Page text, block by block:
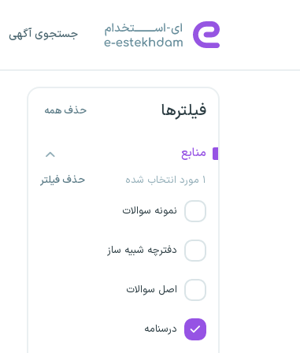
جستجوی آگهی
فیلترها حذف همه
منابع
۱ مورد انتخاب شده
حذف فیلتر
نمونه سوالات
دفترچه شبیه ساز
اصل سوالات
درسنامه
توزیع برق استان گلستان
موسسه ستاره مهر صبا
شرکت برق منطقه ای تهران
شرکت معراج گستر ماهشهر
شرکت قند چناران